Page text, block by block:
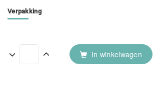
Verpakking
In winkelwagen